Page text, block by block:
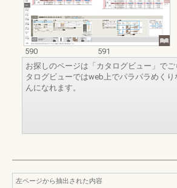
590
591
お探しのページは「カタログビュー」で
タログビューではweb上でパラパラめく
んになれます。
左ページから抽出された内容